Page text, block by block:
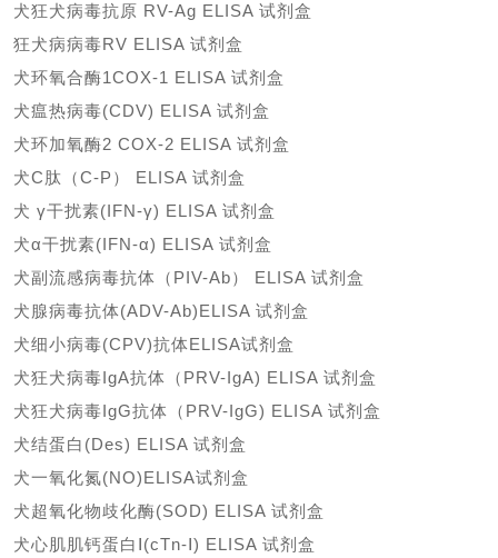
犬狂犬病毒抗原 RV-Ag ELISA 试剂盒
狂犬病病毒RV ELISA 试剂盒
犬环氧合酶1COX-1 ELISA 试剂盒
犬瘟热病毒(CDV) ELISA 试剂盒
犬环加氧酶2 COX-2 ELISA 试剂盒
犬C肽（C-P） ELISA 试剂盒
犬 γ干扰素(IFN-γ) ELISA 试剂盒
犬α干扰素(IFN-α) ELISA 试剂盒
犬副流感病毒抗体（ PIV-Ab） ELISA 试剂盒
犬腺病毒抗体(ADV-Ab)ELISA 试剂盒
犬细小病毒(CPV)抗体ELISA试剂盒
犬狂犬病毒IgA抗体（PRV-IgA) ELISA 试剂盒
犬狂犬病毒IgG抗体（PRV-IgG) ELISA 试剂盒
犬结蛋白 (Des) ELISA 试剂盒
犬一氧化氮(NO)ELISA试剂盒
犬超氧化物歧化酶(SOD) ELISA 试剂盒
犬心肌肌钙蛋白 Ⅰ(cTn-Ⅰ) ELISA 试剂盒